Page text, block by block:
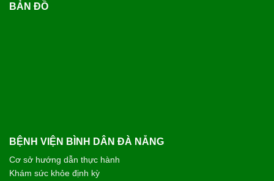
BẢN ĐỒ
BỆNH VIỆN BÌNH DÂN ĐÀ NẴNG
Cơ sở hướng dẫn thực hành
Khám sức khỏe định kỳ